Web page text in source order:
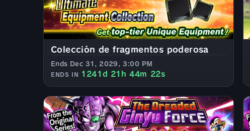
Colección de fragmentos poderosa
Ends Dec 31, 2029, 3:00 PM
ENDS IN 1241d 21h 44m 20s